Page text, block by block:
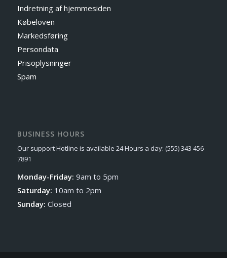
Indretning af hjemmesiden
Købeloven
Markedsføring
Persondata
Prisoplysninger
Spam
BUSINESS HOURS
Our support Hotline is available 24 Hours a day: (555) 343 456
7891
Monday-Friday: 9am to 5pm
Saturday: 10am to 2pm
Sunday: Closed